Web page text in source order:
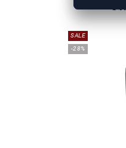
SALE
-28%